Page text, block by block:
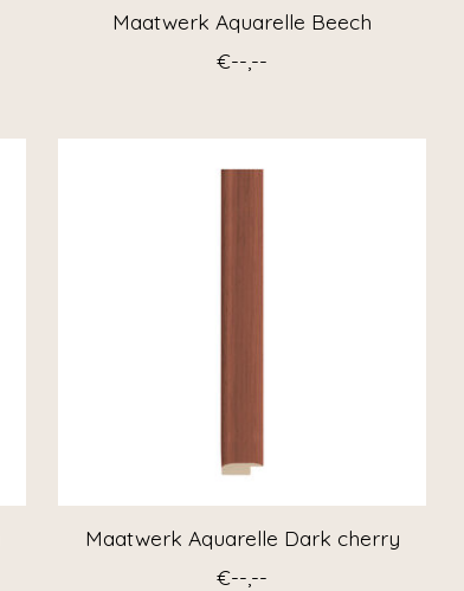
Maatwerk Aquarelle Beech
€--,--
Maatwerk Aquarelle Dark cherry
€--,--